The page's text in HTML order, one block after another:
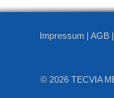
Impressum | AGB
© 2026 TECVIA